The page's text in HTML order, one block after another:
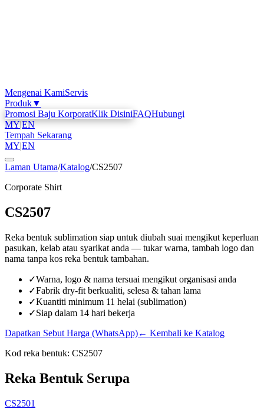
Mengenai KamiServis
Produk▼
Promosi Baju KorporatKlik DisiniFAQHubungi
MY|EN
Tempah Sekarang
MY|EN
Laman Utama/Katalog/CS2507
Corporate Shirt
CS2507
Reka bentuk sublimation siap untuk diubah suai mengikut keperluan
pasukan, kelab atau syarikat anda — tukar warna, tambah logo dan
nama tanpa kos reka bentuk tambahan.
✓Warna, logo & nama tersuai mengikut organisasi anda
✓Fabrik dry-fit berkualiti, selesa & tahan lama
✓Kuantiti minimum 11 helai (sublimation)
✓Siap dalam 14 hari bekerja
Dapatkan Sebut Harga (WhatsApp)← Kembali ke Katalog
Kod reka bentuk: CS2507
Reka Bentuk Serupa
CS2501